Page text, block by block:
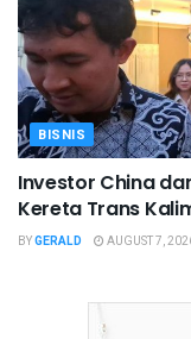
BISNIS
Investor China
Kereta Trans
BYGERALD AUGUST 7,